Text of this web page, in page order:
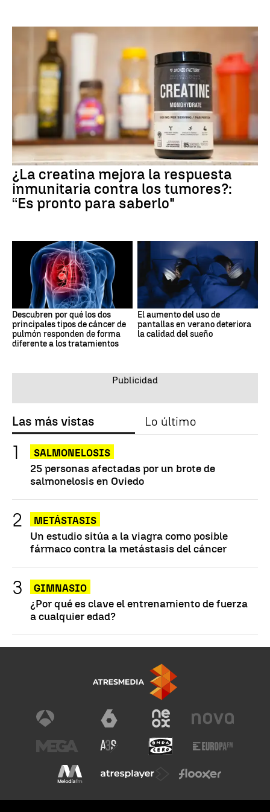
¿La creatina mejora la respuesta
inmunitaria contra los tumores?:
“Es pronto para saberlo"
Descubren por qué los dos
principales tipos de cáncer de
pulmón responden de forma
diferente a los tratamientos
El aumento del uso de
pantallas en verano deteriora
la calidad del sueño
Las más vistas Lo último
SALMONELOSIS
25 personas afectadas por un brote de
salmonelosis en Oviedo
METÁSTASIS
Un estudio sitúa a la viagra como posible
fármaco contra la metástasis del cáncer
GIMNASIO
¿Por qué es clave el entrenamiento de fuerza
a cualquier edad?